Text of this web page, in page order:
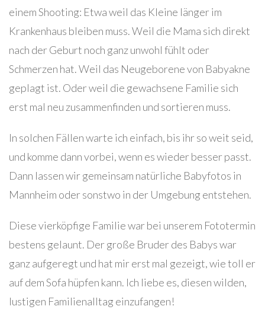
einem Shooting: Etwa weil das Kleine länger im
Krankenhaus bleiben muss. Weil die Mama sich direkt
nach der Geburt noch ganz unwohl fühlt oder
Schmerzen hat. Weil das Neugeborene von Babyakne
geplagt ist. Oder weil die gewachsene Familie sich
erst mal neu zusammenfinden und sortieren muss.
In solchen Fällen warte ich einfach, bis ihr so weit seid,
und komme dann vorbei, wenn es wieder besser passt.
Dann lassen wir gemeinsam natürliche Babyfotos in
Mannheim oder sonstwo in der Umgebung entstehen.
Diese vierköpfige Familie war bei unserem Fototermin
bestens gelaunt. Der große Bruder des Babys war
ganz aufgeregt und hat mir erst mal gezeigt, wie toll er
auf dem Sofa hüpfen kann. Ich liebe es, diesen wilden,
lustigen Familienalltag einzufangen!